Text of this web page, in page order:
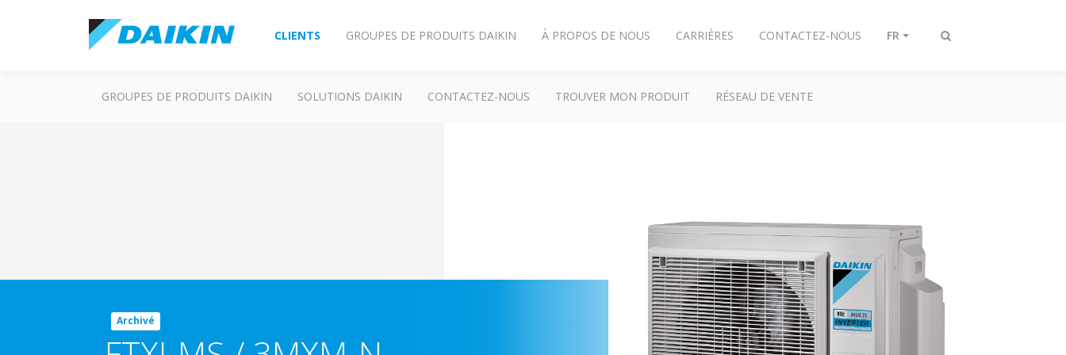
Afficher/masquer
CLIENTS GROUPES DE PRODUITS DAIKIN À PROPOS DE NOUS CARRIÈRES CONTACTEZ-NOUS FR
GROUPES DE PRODUITS DAIKIN SOLUTIONS DAIKIN CONTACTEZ-NOUS TROUVER MON PRODUIT RÉSEAU DE VENTE
Archivé